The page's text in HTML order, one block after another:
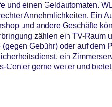
und einen Geldautomaten.
Annehmlichkeiten. Ein
und andere Geschäfte
zählen ein TV-Raum
Gebühr) oder auf dem
ein
Center gerne weiter und